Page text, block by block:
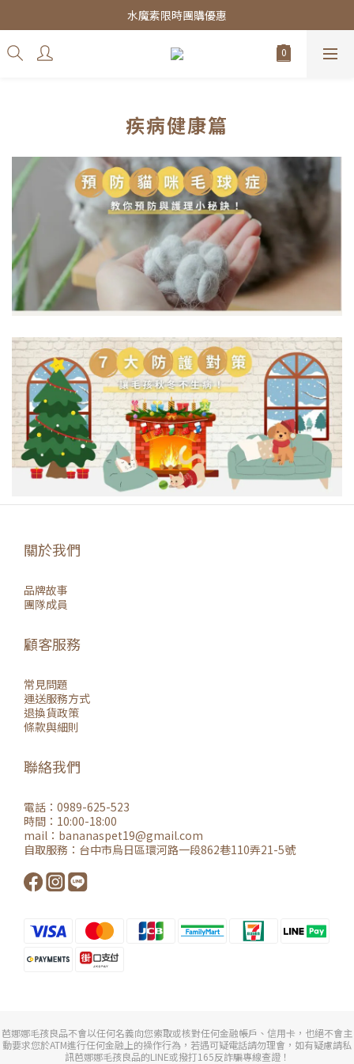
皇家飼料75折餐包$38起
水魔素限時團購優惠
皇家飼料75折餐包$38起
疾病健康篇
關於我們
品牌故事
團隊成員
顧客服務
常見問題
運送服務方式
退換貨政策
條款與細則
聯絡我們
電話：0989-625-523
時間：10:00-18:00
mail： bananaspet19@gmail.com
自取服務： 台中市烏日區環河路一段862巷110弄21-5號
芭娜娜毛孩良品不會以任何名義向您索取或核對任何金融帳戶、信用卡，也絕不會主
動要求您於ATM進行任何金融上的操作行為，若遇可疑電話請勿理會，如有疑慮請私
訊芭娜娜毛孩良品的LINE或撥打165反詐騙專線查證！